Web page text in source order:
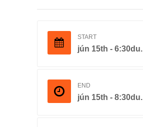
START
jún 15th - 6:30du.
END
jún 15th - 8:30du.